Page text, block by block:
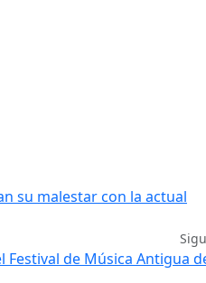
su malestar con la actual
Festival de Música Antigua